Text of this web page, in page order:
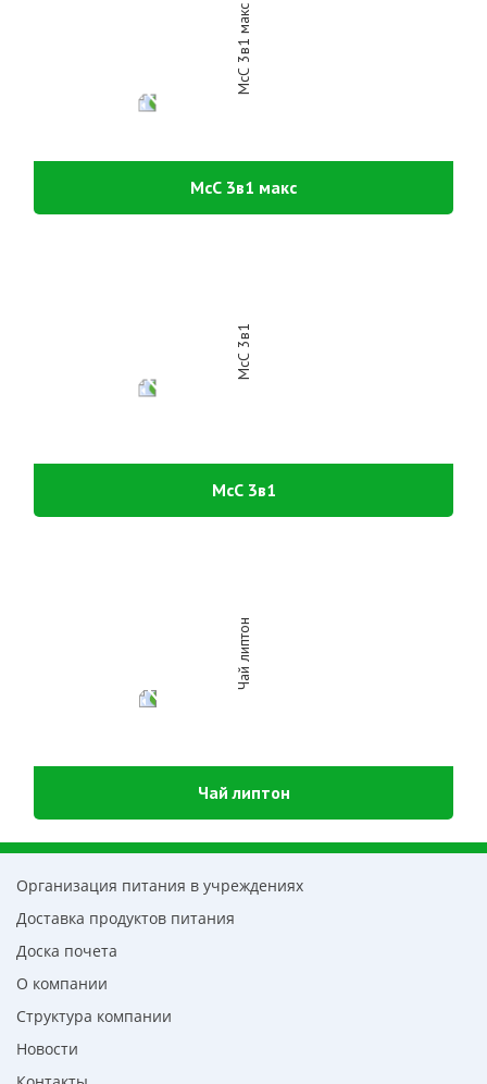
МсС 3в1 макс
МсС 3в1
Чай липтон
Организация питания в учреждениях
Доставка продуктов питания
Доска почета
О компании
Структура компании
Новости